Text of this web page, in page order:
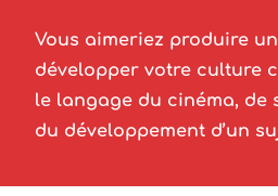
Vous aimeriez produire
développer votre culture
le langage du cinéma, de
du développement d’un